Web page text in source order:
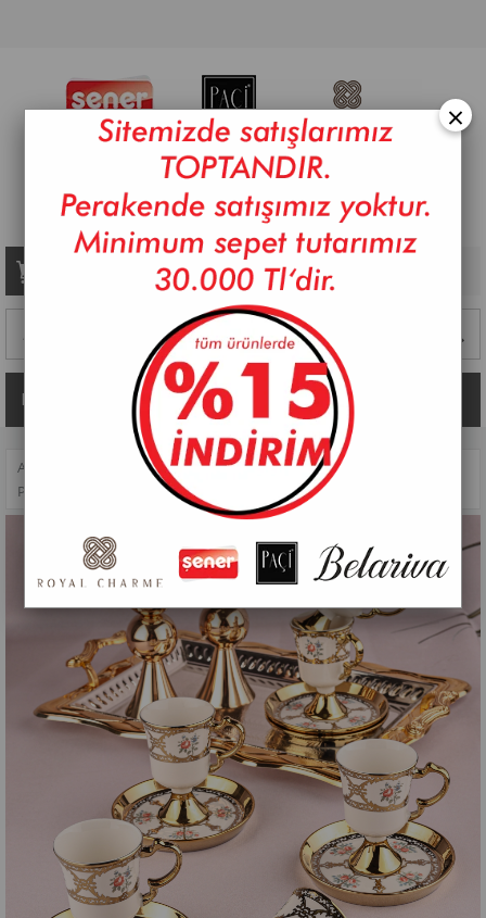
Sepetim 0 Ürün
ANASAYFA > KAHVE FINCAN TAKIMLARI>
PAÇİ-MADAME 6'LI KAHVE FİNCANI
×